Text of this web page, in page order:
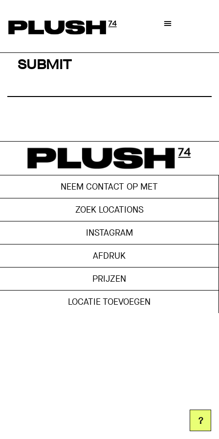
SUBMIT
NEEM CONTACT OP MET
ZOEK LOCATIONS
INSTAGRAM
AFDRUK
PRIJZEN
LOCATIE TOEVOEGEN
?